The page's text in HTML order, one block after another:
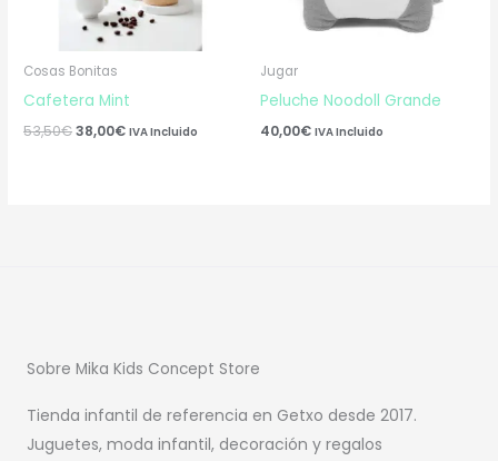
Cosas Bonitas
Cafetera Mint
53,50€38,00€ IVA Incluido
Jugar
Peluche Noodoll Grande
40,00€ IVA Incluido
Sobre Mika Kids Concept Store
Tienda infantil de referencia en Getxo desde 2017.
Juguetes, moda infantil, decoración y regalos